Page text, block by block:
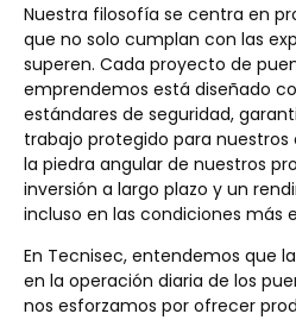
Nuestra filosofía se centra en
que no solo cumplan con las
superen. Cada proyecto de
emprendemos está diseñado
estándares de seguridad,
trabajo protegido para nuestros
la piedra angular de nuestros
inversión a largo plazo y un
incluso en las condiciones más
En Tecnisec, entendemos que
en la operación diaria de los
nos esforzamos por ofrecer